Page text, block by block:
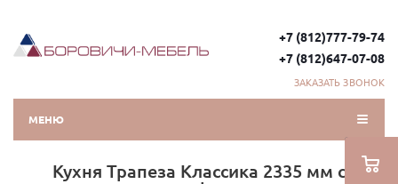
+7 (812)777-79-74
+7 (812)647-07-08
ЗАКАЗАТЬ ЗВОНОК
МЕНЮ
Кухня Трапеза Классика 2335 мм с